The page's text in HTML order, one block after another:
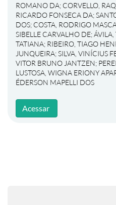
ROMANO DA; CORVELLO,
RICARDO FONSECA DA;
DOS; COSTA, RODRIGO
SIBELLE CARVALHO DE;ÁVILA,
TATIANA; RIBEIRO, TIAGO
JUNQUEIRA;SILVA, VINÍCIUS
VITOR BRUNO JANTZEN;
LUSTOSA, WIGNA ERIONY
ÉDERSON MAPELLI DOS
Acessar